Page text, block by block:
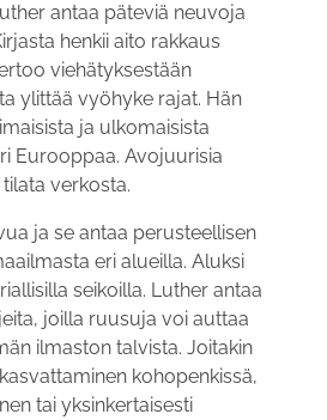
antaa päteviä neuvoja
henkii aito rakkaus
viehätyksestään
ylittää vyöhyke­ rajat. Hän
ja ulkomaisista
Eurooppaa. Avojuurisia
verkosta.
ja se antaa perusteellisen
eri alueilla. Aluksi
seikoil­la. Luther antaa
joilla ruusuja voi auttaa
ilmaston talvista. Joitakin
kohopenkissä,
tai yksin­kertaisesti